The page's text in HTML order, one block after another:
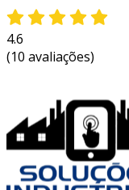
4.6
(10 avaliações)